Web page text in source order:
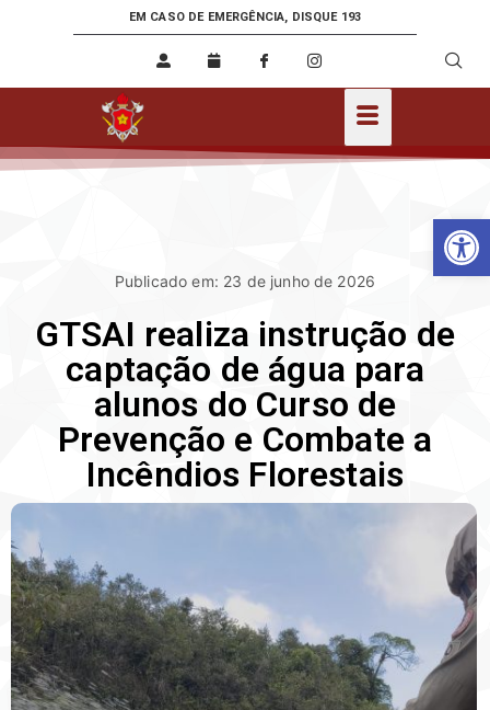
EM CASO DE EMERGÊNCIA, DISQUE 193
Publicado em: 23 de junho de 2026
GTSAI realiza instrução de
captação de água para
alunos do Curso de
Prevenção e Combate a
Incêndios Florestais